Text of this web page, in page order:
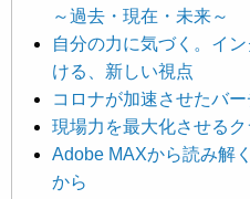
～過去・現在・未来～
自分の力に気づく。イ
ける、新しい視点
コロナが加速させたバ
現場力を最大化させる
Adobe MAXから読み解
から